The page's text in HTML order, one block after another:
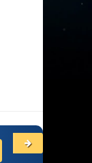
2003